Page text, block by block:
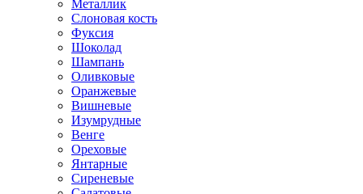
Металлик
Слоновая кость
Фуксия
Шоколад
Шампань
Оливковые
Оранжевые
Вишневые
Изумрудные
Венге
Ореховые
Янтарные
Сиреневые